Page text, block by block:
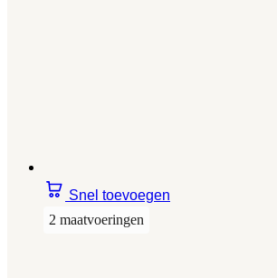
Snel toevoegen
2 maatvoeringen